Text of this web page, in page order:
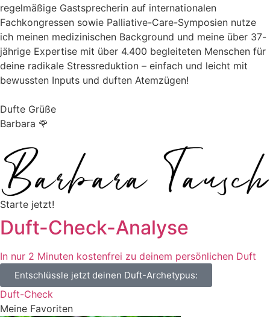
regelmäßige Gastsprecherin auf internationalen
Fachkongressen sowie Palliative-Care-Symposien nutze
ich meinen medizinischen Background und meine über 37-
jährige Expertise mit über 4.400 begleiteten Menschen für
deine radikale Stressreduktion – einfach und leicht mit
bewussten Inputs und duften Atemzügen!
Dufte Grüße
Barbara 🌹
Starte jetzt!
Duft-Check-Analyse
In nur 2 Minuten kostenfrei zu deinem persönlichen Duft
Entschlüssle jetzt deinen Duft-Archetypus:
Duft-Check
Meine Favoriten